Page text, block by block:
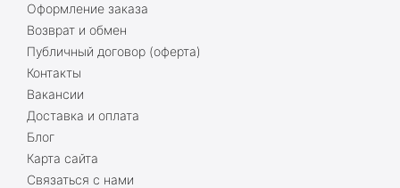
Оформление заказа
Возврат и обмен
Публичный договор (оферта)
Контакты
Вакансии
Доставка и оплата
Блог
Карта сайта
Связаться с нами